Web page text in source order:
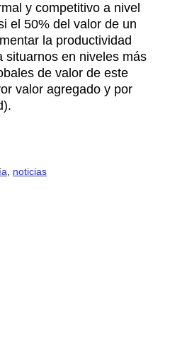
y competitivo a nivel
el 50% del valor de un
la productividad
situarnos en niveles más
de valor de este
valor agregado y por
, noticias